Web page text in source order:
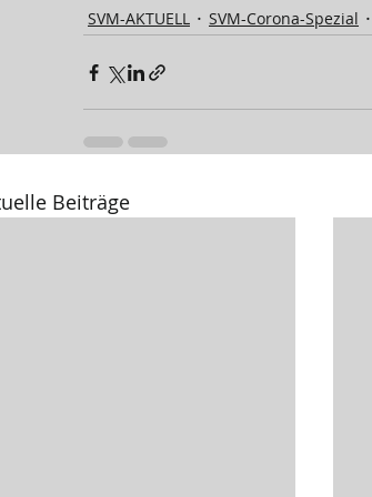
SVM-AKTUELL SVM-Corona-Spezial
Beiträge